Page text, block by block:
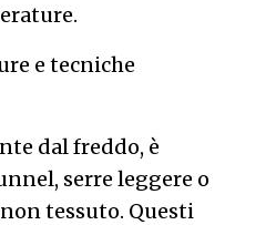
e tecniche
dal freddo, è
serre leggere o
tessuto. Questi